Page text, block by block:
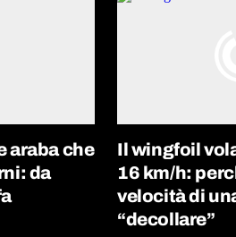
araba che
da
Il wingfoil
16 km/h:
velocità di
“decollare”